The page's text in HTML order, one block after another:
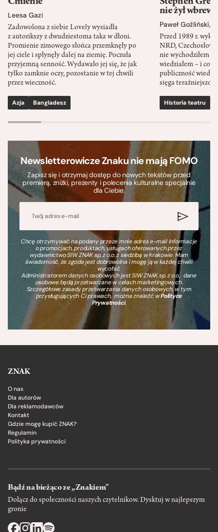
Leesa Gazi
Zadowolona z siebie Lovely wysiadła
z autorikszy z dwudziestoma taka w dłoni.
Promienie zimowego słońca przemknęły po
jej ciele i spłynęły dalej na ziemię. Poczuła
przyjemną senność. Wydawało jej się, że jak
tylko zamknie oczy, pozostanie w tej chwili
przez wieczność.
Azja Bangladesz
nie żył wbrew
Paweł Goźliński,
Przed 1989 r.
NRD,
nie wychodziłem
wiedziałem – i co
publiczność
sięga
Historia teatru
Newsletterowicze Znaku nie mają FOMO
Zapisz się i otrzymaj dostęp do nowych tekstów przed
premierą, zniżki, prezenty i polecenia kulturalne specjalnie
dla Ciebie.
Chcę otrzymywać na podany przeze mnie adres e-mail informacje
o promocjach, produktach, usługach oferowanych przez
wydawnictwo SIW ZNAK sp. z o.o. z siedzibą w Krakowie. Mam
świadomość, że zgoda jest dobrowolna i mogę ją w każdej chwili
wycofać.
Administratorem danych osobowych jest SIW ZNAK sp. z o.o., dane
osobowe będą przetwarzane w celach marketingowych.
Szczegółowe zasady przetwarzania danych osobowych, w tym
przysługujących Ci prawach, można znaleźć wPolityce
Prywatności.
ZNAK
O nas
Dla autorów
Dla reklamodawców
Kontakt
Gdzie mogę kupić ZNAK?
Regulamin
Polityka prywatności
Bądź na bieżąco ze „Znakiem”
Dołącz do społeczności naszych czytelnikow. Dysktuj w najlepszym
gronie